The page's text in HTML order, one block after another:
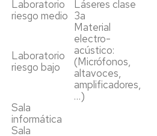
Laboratorio
riesgo medio
Láseres clase
3a
Laboratorio
riesgo bajo
Material
electro-
acústico:
(Micrófonos,
altavoces,
amplificadores,
…)
Sala
informática
Sala